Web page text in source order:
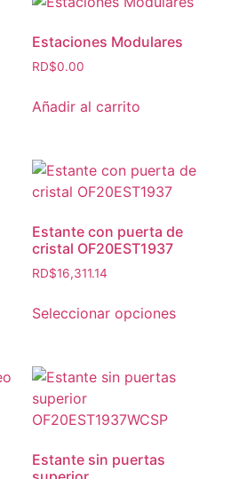
Estaciones Modulares
RD$0.00
Añadir al carrito
Estante con puerta de
cristal OF20EST1937
RD$16,311.14
Seleccionar opciones
Estante sin puertas